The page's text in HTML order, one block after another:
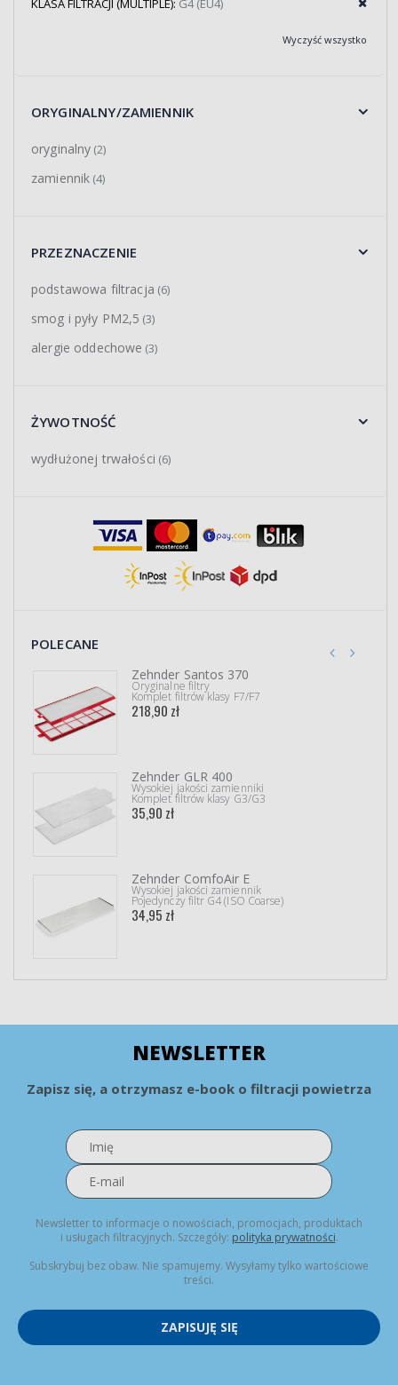
Wyczyść wszystko
ORYGINALNY/ZAMIENNIK
oryginalny (2)
zamiennik (4)
PRZEZNACZENIE
podstawowa filtracja (6)
smog i pyły PM2,5 (3)
alergie oddechowe (3)
ŻYWOTNOŚĆ
wydłużonej trwałości (6)
POLECANE
Zehnder Santos 370
Oryginalne filtry
Komplet filtrów klasy F7/F7
218,90 zł
Zehnder GLR 400
Wysokiej jakości zamienniki
Komplet filtrów klasy G3/G3
35,90 zł
Zehnder ComfoAir E
Wysokiej jakości zamiennik
Pojedynczy filtr G4 (ISO Coarse)
34,95 zł
NEWSLETTER
Zapisz się, a otrzymasz e-book o filtracji powietrza
Newsletter to informacje o nowościach, promocjach, produktach
i usługach filtracyjnych. Szczegóły: polityka prywatności.
Subskrybuj bez obaw. Nie spamujemy. Wysyłamy tylko wartościowe
treści.
ZAPISUJĘ SIĘ